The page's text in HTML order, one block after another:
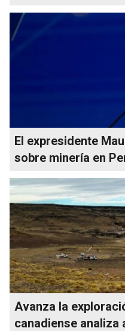
El expresidente
sobre minería en
Avanza la
canadiense analiza